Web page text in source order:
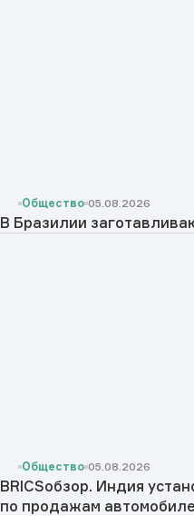
Общество 05.08.2026
В Бразилии
Общество 05.08.2026
BRICSобзор. Индия
по продажам